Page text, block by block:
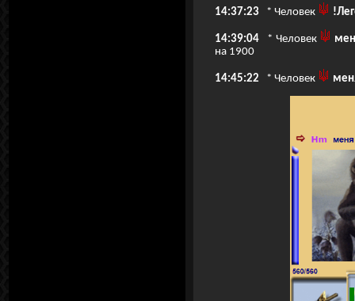
14:37:23 * Человек
14:39:04 * Человек
на 1900
14:45:22 * Человек